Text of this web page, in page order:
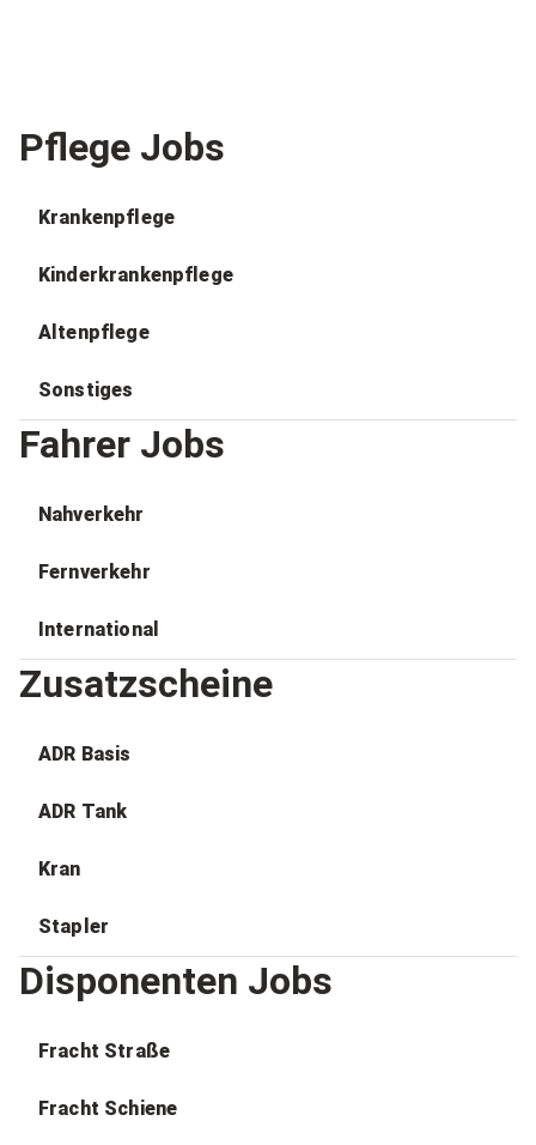
Pflege Jobs
Krankenpflege
Kinderkrankenpflege
Altenpflege
Sonstiges
Fahrer Jobs
Nahverkehr
Fernverkehr
International
Zusatzscheine
ADR Basis
ADR Tank
Kran
Stapler
Disponenten Jobs
Fracht Straße
Fracht Schiene